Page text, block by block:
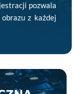
pozwala
z każdej